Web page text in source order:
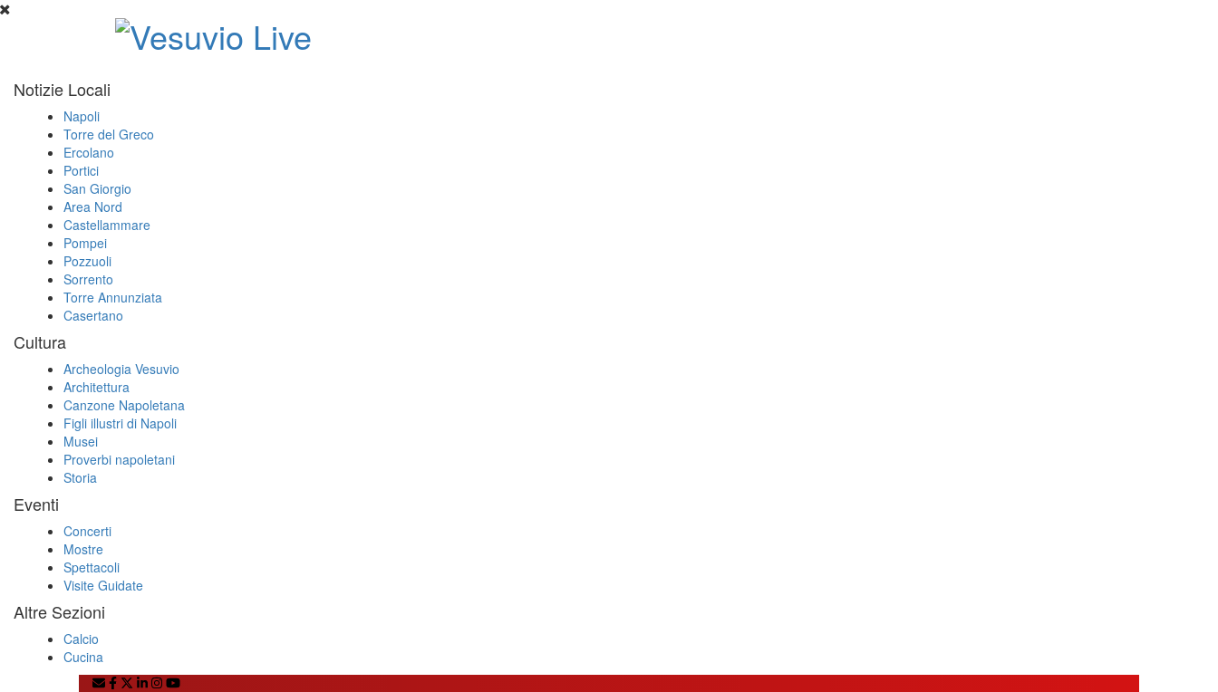
Notizie Locali
Napoli
Torre del Greco
Ercolano
Portici
San Giorgio
Area Nord
Castellammare
Pompei
Pozzuoli
Sorrento
Torre Annunziata
Casertano
Cultura
Archeologia Vesuvio
Architettura
Canzone Napoletana
Figli illustri di Napoli
Musei
Proverbi napoletani
Storia
Eventi
Concerti
Mostre
Spettacoli
Visite Guidate
Altre Sezioni
Calcio
Cucina